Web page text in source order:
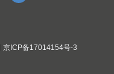
京ICP备17014154号-3